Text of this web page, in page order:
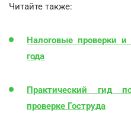
Читайте также:
Налоговые проверки
года
Практический гид
проверке Гоструда